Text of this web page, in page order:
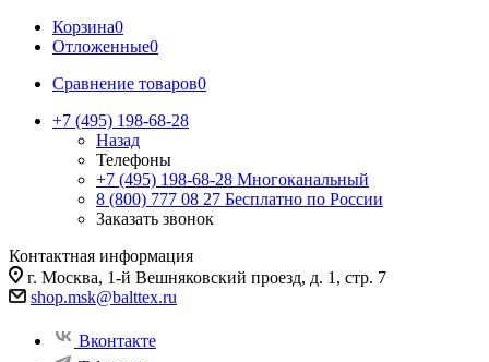
Корзина0
Отложенные0
Сравнение товаров0
+7 (495) 198-68-28
Назад
Телефоны
+7 (495) 198-68-28 Многоканальный
8 (800) 777 08 27 Бесплатно по России
Заказать звонок
Контактная информация
г. Москва, 1-й Вешняковский проезд, д. 1, стр. 7
shop.msk@balttex.ru
Вконтакте